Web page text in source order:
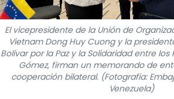
¿QUIÉNES
TIẾNG VIỆT
ENGLISH
中文
El vicepresidente de la Unión de
Vietnam Dong Huy Cuong y la
Bolívar por la Paz y la Solidaridad entre los
Gómez, firman un memorando de
cooperación bilateral. (Fotografía:
Venezuela)